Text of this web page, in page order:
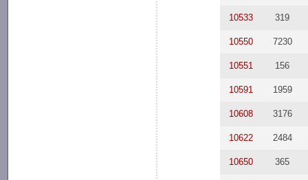
10533 319
10550 7230
10551 156
10591 1959
10608 3176
10622 2484
10650 365